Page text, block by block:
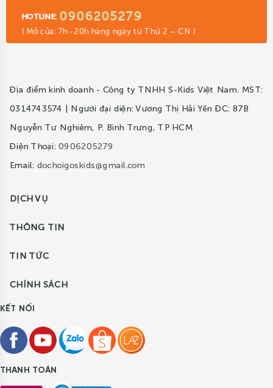
HOTLINE: 0906205279
( Mở cửa: 7h -20h hàng ngày từ Thứ 2 – CN )
Địa điểm kinh doanh - Công ty TNHH S-Kids Việt Nam. MST:
0314743574 | Người đại diện: Vương Thị Hải Yến ĐC: 87B
Nguyễn Tư Nghiêm, P. Bình Trưng, TP HCM
Điện Thoại: 0906205279
Email: dochoigoskids@gmail.com
DỊCH VỤ
THÔNG TIN
TIN TỨC
CHÍNH SÁCH
KẾT NỐI
THANH TOÁN